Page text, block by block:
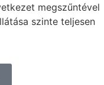
megszűntével
szinte teljesen